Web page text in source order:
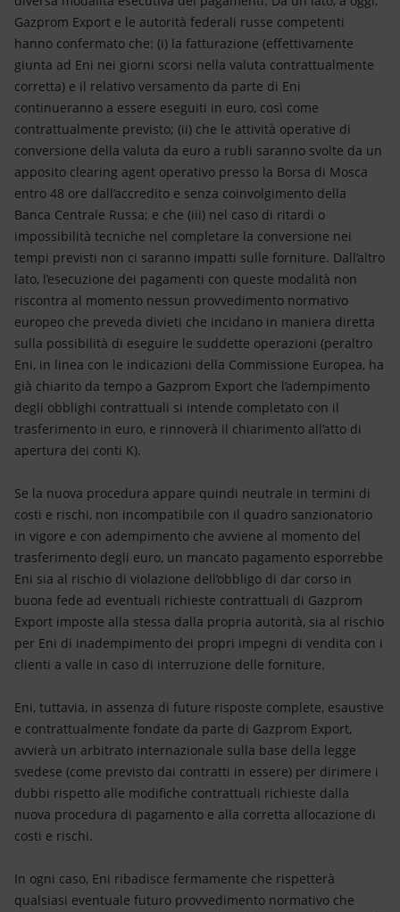
Gazprom Export e le autorità federali russe competenti
hanno confermato che: (i) la fatturazione (effettivamente
giunta ad Eni nei giorni scorsi nella valuta contrattualmente
corretta) e il relativo versamento da parte di Eni
continueranno a essere eseguiti in euro, così come
contrattualmente previsto; (ii) che le attività operative di
conversione della valuta da euro a rubli saranno svolte da un
apposito clearing agent operativo presso la Borsa di Mosca
entro 48 ore dall’accredito e senza coinvolgimento della
Banca Centrale Russa; e che (iii) nel caso di ritardi o
impossibilità tecniche nel completare la conversione nei
tempi previsti non ci saranno impatti sulle forniture. Dall’altro
lato, l’esecuzione dei pagamenti con queste modalità non
riscontra al momento nessun provvedimento normativo
europeo che preveda divieti che incidano in maniera diretta
sulla possibilità di eseguire le suddette operazioni (peraltro
Eni, in linea con le indicazioni della Commissione Europea, ha
già chiarito da tempo a Gazprom Export che l’adempimento
degli obblighi contrattuali si intende completato con il
trasferimento in euro, e rinnoverà il chiarimento all’atto di
apertura dei conti K).
Se la nuova procedura appare quindi neutrale in termini di
costi e rischi, non incompatibile con il quadro sanzionatorio
in vigore e con adempimento che avviene al momento del
trasferimento degli euro, un mancato pagamento esporrebbe
Eni sia al rischio di violazione dell’obbligo di dar corso in
buona fede ad eventuali richieste contrattuali di Gazprom
Export imposte alla stessa dalla propria autorità, sia al rischio
per Eni di inadempimento dei propri impegni di vendita con i
clienti a valle in caso di interruzione delle forniture.
Eni, tuttavia, in assenza di future risposte complete, esaustive
e contrattualmente fondate da parte di Gazprom Export,
avvierà un arbitrato internazionale sulla base della legge
svedese (come previsto dai contratti in essere) per dirimere i
dubbi rispetto alle modifiche contrattuali richieste dalla
nuova procedura di pagamento e alla corretta allocazione di
costi e rischi.
In ogni caso, Eni ribadisce fermamente che rispetterà
qualsiasi eventuale futuro provvedimento normativo che